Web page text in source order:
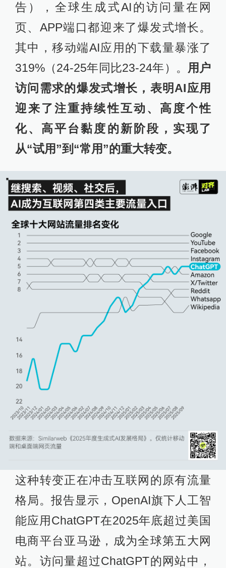
告），全球生成式AI的访问量在网
页、APP端口都迎来了爆发式增长。
其中，移动端AI应用的下载量暴涨了
319%（24-25年同比23-24年）。 用户
访问需求的爆发式增长，表明AI应用
迎来了注重持续性互动、高度个性
化、高平台黏度的新阶段，实现了
从“试用”到“常用”的重大转变。
这种转变正在冲击互联网的原有流量
格局。报告显示，OpenAI旗下人工智
能应用ChatGPT在2025年底超过美国
电商平台亚马逊，成为全球第五大网
站。访问量超过ChatGPT的网站中，